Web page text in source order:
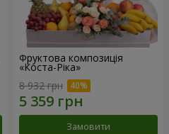
Фруктова композиція
«Коста-Ріка»
8 932 грн
Замовити